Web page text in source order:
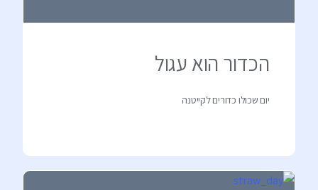
הכדור הוא עגול
יום שכולו כדורים לקייטנה